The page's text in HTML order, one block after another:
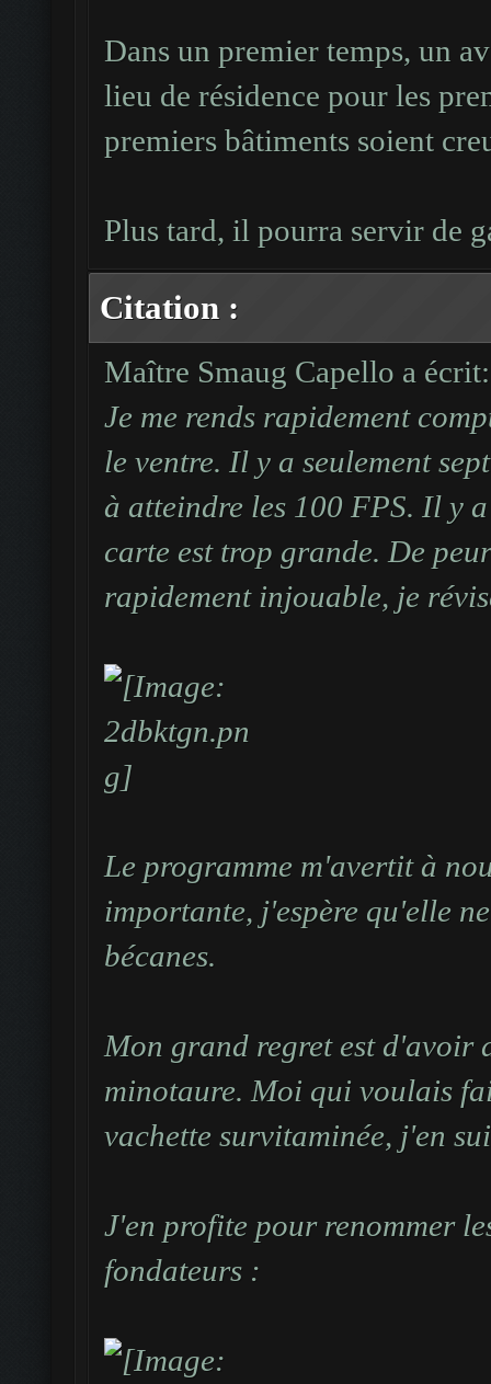
Dans un premier temps, un
lieu de résidence pour les
premiers bâtiments soient
Plus tard, il pourra servir de
Citation :
Maître Smaug Capello a écrit:
Je me rends rapidement
le ventre. Il y a seulement
à atteindre les 100 FPS. Il y
carte est trop grande. De
rapidement injouable, je
Le programme m'avertit à
importante, j'espère qu'elle
bécanes.
Mon grand regret est d'avoir
minotaure. Moi qui voulais
vachette survitaminée, j'en
J'en profite pour renommer
fondateurs :